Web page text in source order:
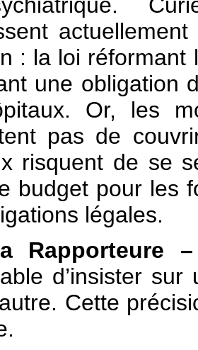
: la loi réformant
une obligation
Or, les
pas de
risquent de se
budget pour les
légales.
Rapporteure
d’insister
Cette